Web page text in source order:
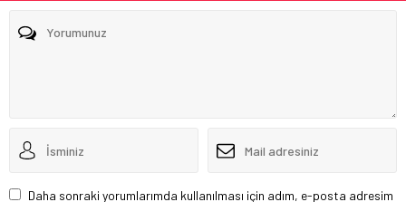
Daha sonraki yorumlarımda kullanılması için adım, e-posta adresim